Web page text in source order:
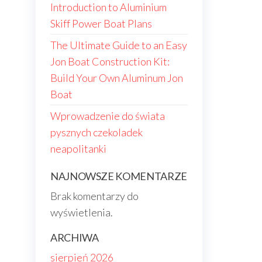
Introduction to Aluminium
Skiff Power Boat Plans
The Ultimate Guide to an Easy
Jon Boat Construction Kit:
Build Your Own Aluminum Jon
Boat
Wprowadzenie do świata
pysznych czekoladek
neapolitanki
NAJNOWSZE KOMENTARZE
Brak komentarzy do
wyświetlenia.
ARCHIWA
sierpień 2026